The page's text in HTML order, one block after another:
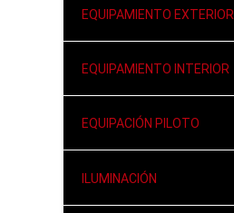
EQUIPAMIENTO EXTERIOR
EQUIPAMIENTO INTERIOR
EQUIPACIÓN PILOTO
ILUMINACIÓN